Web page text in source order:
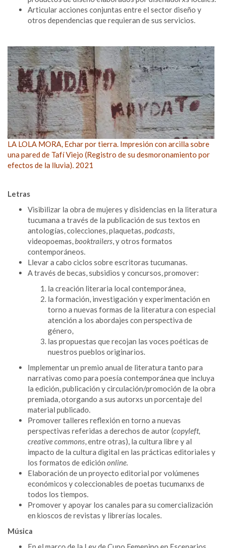
Articular acciones conjuntas entre el sector diseño y
otros dependencias que requieran de sus servicios.
LA LOLA MORA, Echar por tierra. Impresión con arcilla sobre
una pared de Tafí Viejo (Registro de su desmoronamiento por
efectos de la lluvia). 2021
Letras
Visibilizar la obra de mujeres y disidencias en la literatura
tucumana a través de la publicación de sus textos en
antologías, colecciones, plaquetas,podcasts,
videopoemas,booktrailers, y otros formatos
contemporáneos.
Llevar a cabo ciclos sobre escritoras tucumanas.
A través de becas, subsidios y concursos, promover:
la creación literaria local contemporánea,
la formación, investigación y experimentación en
torno a nuevas formas de la literatura con especial
atención a los abordajes con perspectiva de
género,
las propuestas que recojan las voces poéticas de
nuestros pueblos originarios.
Implementar un premio anual de literatura tanto para
narrativas como para poesía contemporánea que incluya
la edición, publicación y circulación/promoción de la obra
premiada, otorgando a sus autorxs un porcentaje del
material publicado.
Promover talleres reflexión en torno a nuevas
perspectivas referidas a derechos de autor (copyleft,
creative commons, entre otras), la cultura libre y al
impacto de la cultura digital en las prácticas editoriales y
los formatos de edición online.
Elaboración de un proyecto editorial por volúmenes
económicos y coleccionables de poetas tucumanxs de
todos los tiempos.
Promover y apoyar los canales para su comercialización
en kioscos de revistas y librerías locales.
Música